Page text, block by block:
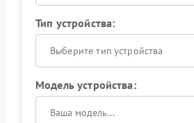
Тип устройства:
Выберите тип устройства
Модель устройства: